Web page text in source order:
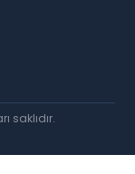
saklıdır.